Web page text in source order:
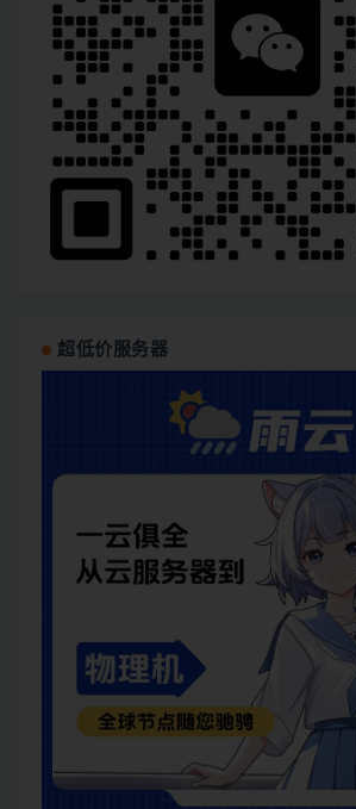
超低价服务器